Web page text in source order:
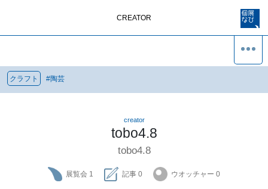
CREATOR
クラフト #陶芸
creator
tobo4.8
tobo4.8
展覧会 1 記事 0 ウオッチャー 0